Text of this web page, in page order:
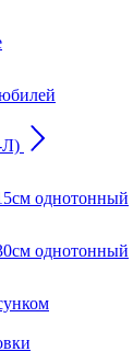
Л)
однотонный
однотонный